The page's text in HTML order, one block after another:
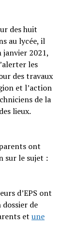
des huit
au lycée, il
janvier 2021,
les
des travaux
et l’action
de la
lieux.
ont
sur le sujet :
d’EPS ont
de
et une